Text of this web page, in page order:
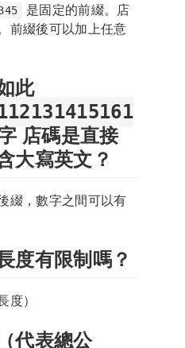
是固定的前綴。店
前綴後可以加上任意
此
店碼是直接
大寫英文？
綴，數字之間可以有
度有限制嗎？
度）
代表總公